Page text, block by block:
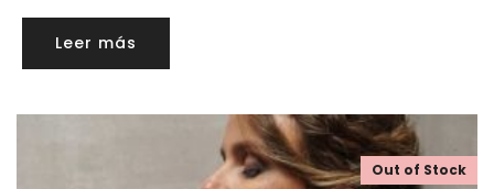
Leer más
Out of Stock